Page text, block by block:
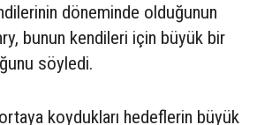
döneminde olduğunun
bunun kendileri için büyük bir
söyledi.
koydukları hedeflerin büyük